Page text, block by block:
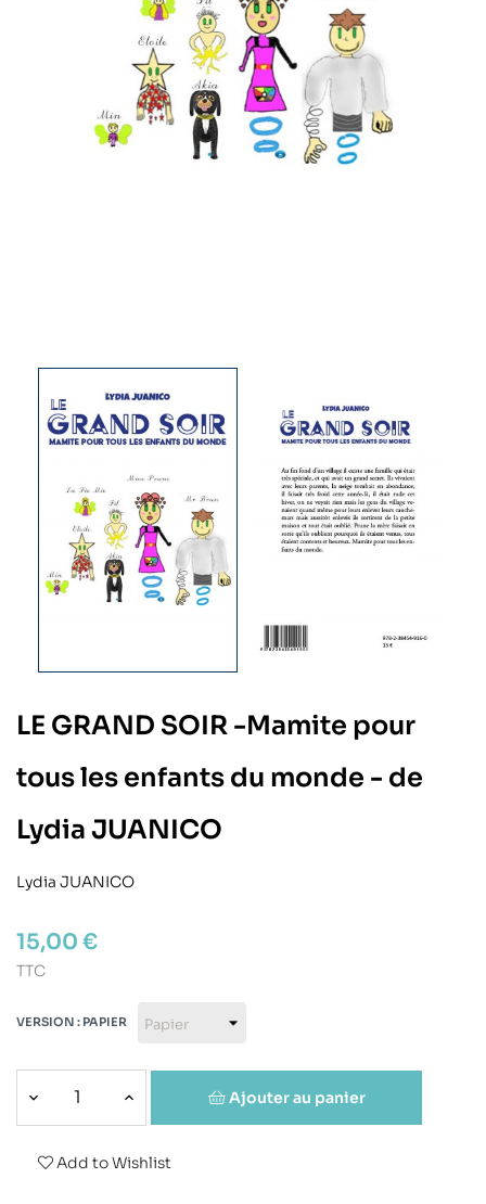
LE GRAND SOIR -Mamite pour
tous les enfants du monde - de
Lydia JUANICO
Lydia JUANICO
15,00 €
TTC
VERSION : PAPIER
Ajouter au panier
Add to Wishlist